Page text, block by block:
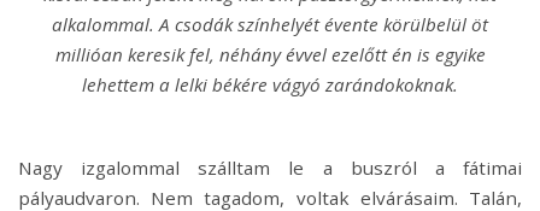
alkalommal. A csodák színhelyét évente körülbelül öt
millióan keresik fel, néhány évvel ezelőtt én is egyike
lehettem a lelki békére vágyó zarándokoknak.
Nagy izgalommal szálltam le a buszról a fátimai
pályaudvaron. Nem tagadom, voltak elvárásaim. Talán,